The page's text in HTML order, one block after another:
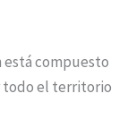
está compuesto
todo el territorio